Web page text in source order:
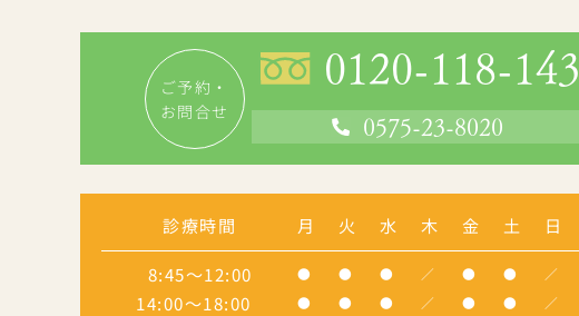
ご予約・
お問合せ
0120-118-143
0575-23-8020
診療時間 月 火 水 木 金 土 日
8:45～12:00
● ● ● ／ ● ● ／
14:00～18:00 ● ● ● ／ ● ● ／